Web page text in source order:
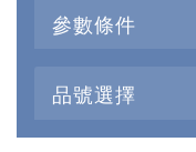
參數條件
品號選擇